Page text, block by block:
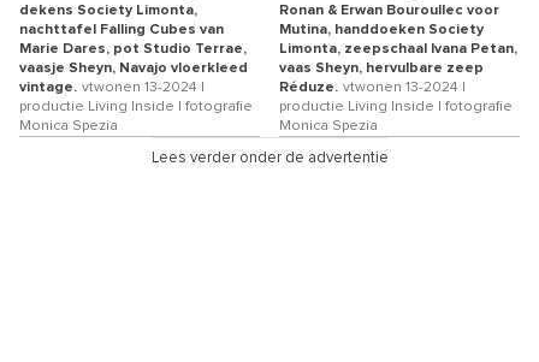
dekens Society Limonta,
nachttafel Falling Cubes van
Marie Dares, pot Studio Terrae,
vaasje Sheyn, Navajo vloerkleed
vintage. vtwonen 13-2024 |
productie Living Inside | fotografie
Monica Spezia
Ronan & Erwan Bouroullec voor
Mutina, handdoeken Society
Limonta, zeepschaal Ivana Petan,
vaas Sheyn, hervulbare zeep
Réduze. vtwonen 13-2024 |
productie Living Inside | fotografie
Monica Spezia
Lees verder onder de advertentie